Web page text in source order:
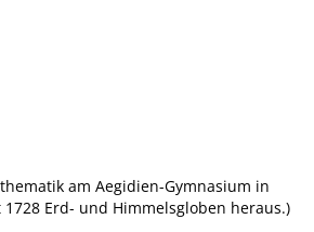
am Aegidien-Gymnasium in
Erd- und Himmelsgloben heraus.)